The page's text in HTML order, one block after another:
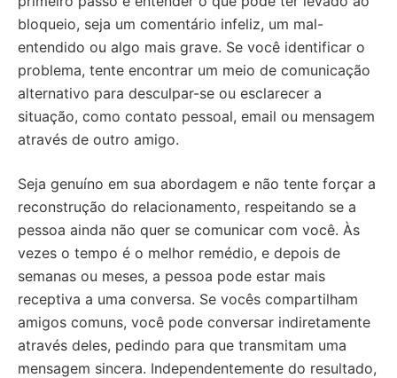
bloqueio, seja um comentário infeliz, um mal-
entendido ou algo mais grave. Se você identificar o
problema, tente encontrar um meio de comunicação
alternativo para desculpar-se ou esclarecer a
situação, como contato pessoal, email ou mensagem
através de outro amigo.
Seja genuíno em sua abordagem e não tente forçar a
reconstrução do relacionamento, respeitando se a
pessoa ainda não quer se comunicar com você. Às
vezes o tempo é o melhor remédio, e depois de
semanas ou meses, a pessoa pode estar mais
receptiva a uma conversa. Se vocês compartilham
amigos comuns, você pode conversar indiretamente
através deles, pedindo para que transmitam uma
mensagem sincera. Independentemente do resultado,